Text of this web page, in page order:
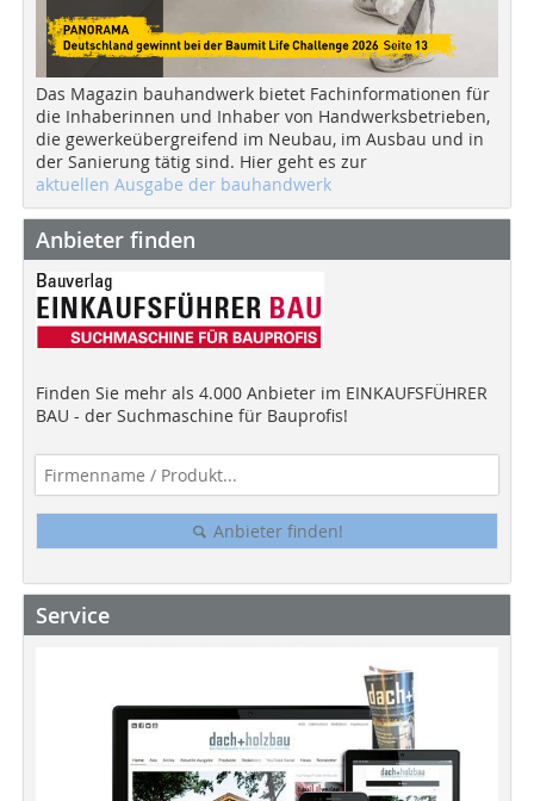
Das Magazin bauhandwerk bietet Fachinformationen für
die Inhaberinnen und Inhaber von Handwerksbetrieben,
die gewerkeübergreifend im Neubau, im Ausbau und in
der Sanierung tätig sind. Hier geht es zur
aktuellen Ausgabe der bauhandwerk
Anbieter finden
Finden Sie mehr als 4.000 Anbieter im EINKAUFSFÜHRER
BAU - der Suchmaschine für Bauprofis!
Anbieter finden!
Service